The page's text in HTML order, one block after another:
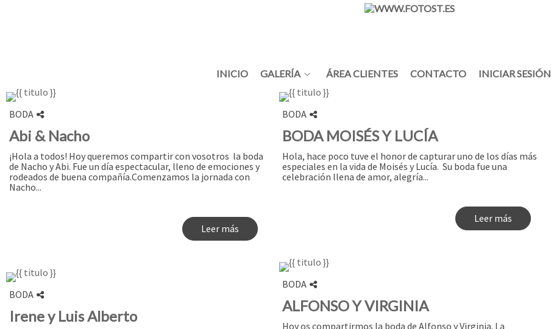
INICIO GALERÍA ÁREA CLIENTES CONTACTO INICIAR SESIÓN
BODA
Abi & Nacho
¡Hola a todos! Hoy queremos compartir con vosotros la boda
de Nacho y Abi. Fue un día espectacular, lleno de emociones y
rodeados de buena compañía.Comenzamos la jornada con
Nacho...
Leer más
BODA
BODA MOISÉS Y LUCÍA
Hola, hace poco tuve el honor de capturar uno de los días más
especiales en la vida de Moisés y Lucía. Su boda fue una
celebración llena de amor, alegría...
Leer más
BODA
ALFONSO Y VIRGINIA
Hoy os compartirmos la boda de Alfonso y Virginia. La
BODA
Irene y Luis Alberto